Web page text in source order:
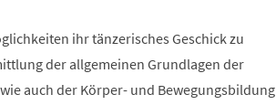
ihr tänzerisches Geschick zu
der allgemeinen Grundlagen der
auch der Körper- und Bewegungsbildung